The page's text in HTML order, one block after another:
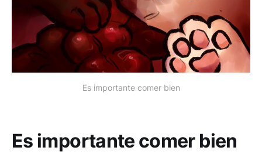
Es importante comer bien
Es importante comer bien